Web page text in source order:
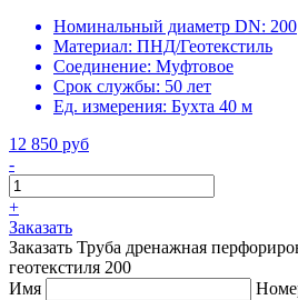
Номинальный диаметр DN: 200
Материал: ПНД/Геотекстиль
Соединение: Муфтовое
Срок службы: 50 лет
Ед. измерения: Бухта 40 м
12 850 руб
-
+
Заказать
Заказать Труба дренажная
геотекстиля 200
Имя